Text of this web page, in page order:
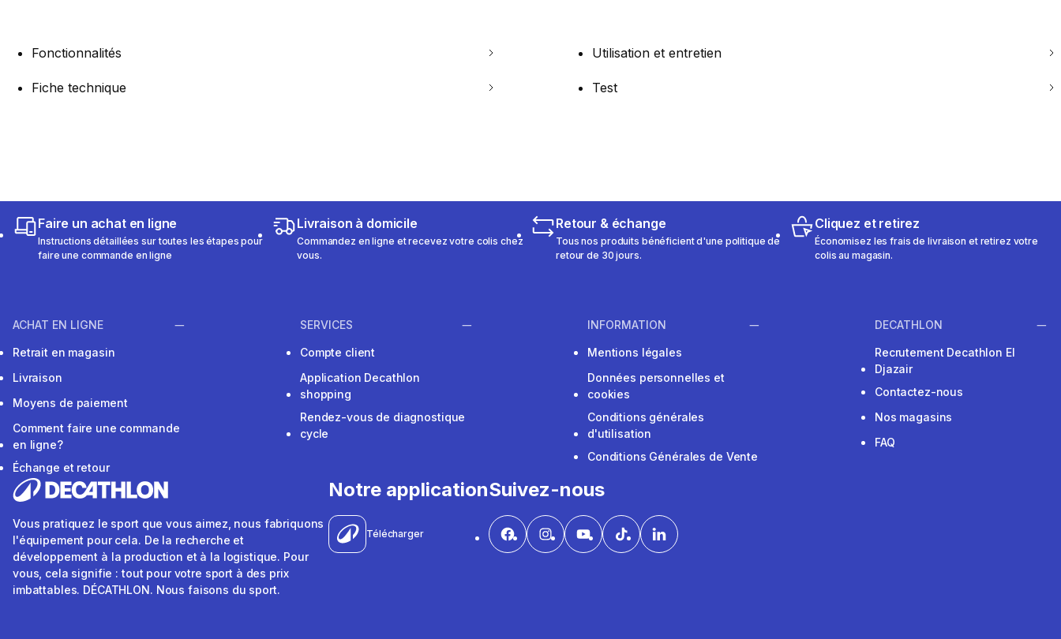
Fonctionnalités Utilisation et entretien
Fiche technique Test
Faire un achat en ligne
Instructions détaillées sur toutes les étapes pour
faire une commande en ligne
Livraison à domicile
Commandez en ligne et recevez votre colis chez
vous.
Retour & échange
Tous nos produits bénéficient d'une politique de
retour de 30 jours.
Cliquez et retirez
Économisez les frais de livraison et retirez votre
colis au magasin.
ACHAT EN LIGNE
Retrait en magasin
Livraison
Moyens de paiement
Comment faire une commande
en ligne?
Échange et retour
SERVICES
Compte client
Application Decathlon
shopping
Rendez-vous de diagnostique
cycle
INFORMATION
Mentions légales
Données personnelles et
cookies
Conditions générales
d'utilisation
Conditions Générales de Vente
DECATHLON
Recrutement Decathlon El
Djazair
Contactez-nous
Nos magasins
FAQ
Vous pratiquez le sport que vous aimez, nous fabriquons
l'équipement pour cela. De la recherche et
développement à la production et à la logistique. Pour
vous, cela signifie : tout pour votre sport à des prix
imbattables. DÉCATHLON. Nous faisons du sport.
Notre application
Télécharger
Suivez-nous